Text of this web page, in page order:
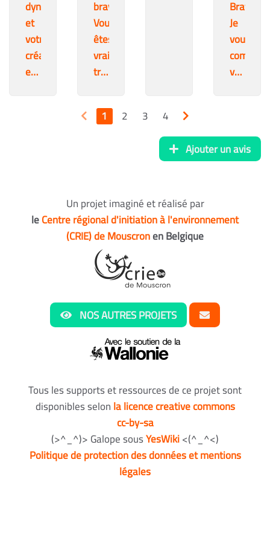
dynamisme
et
votre
créativité,
encore
bravo.
Vous
êtes
vraiment
trop
au
crie
Bravo.
Je
vous
ce
bon
1 2 3
4
Ajouter un avis
Un projet imaginé et réalisé par
leCentre régional d'initiation à l'environnement
(CRIE) de Mouscronen Belgique
NOS AUTRES PROJETS
Tous les supports et ressources de ce projet sont
disponibles selonla licence creative commons
cc-by-sa
(>^_^)> Galope sousYesWiki<(^_^<)
Politique de protection des données et mentions
légales